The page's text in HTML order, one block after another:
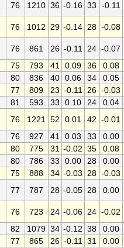
76 1210 36 -0.16 33 -0.11
76 1012 29 -0.14 28 -0.08
76 861 26 -0.11 24 -0.07
75 793 41 0.09 36 0.08
80 836 40 0.06 34 0.05
77 809 23 -0.11 26 -0.03
81 593 33 0.10 24 0.04
76 1221 52 0.01 42 -0.01
76 927 41 0.03 33 0.00
80 775 31 -0.02 35 0.08
80 786 33 0.00 28 0.00
75 888 34 -0.03 28 -0.03
77 787 28 -0.05 28 0.00
76 723 24 -0.06 24 -0.02
82 1079 34 -0.12 38 0.00
77 865 26 -0.11 31 0.00